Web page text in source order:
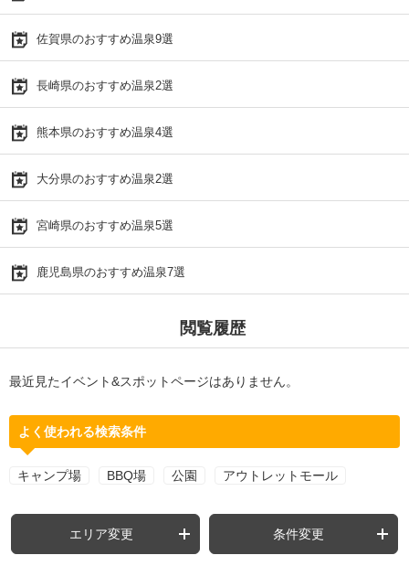
佐賀県のおすすめ温泉9選
長崎県のおすすめ温泉2選
熊本県のおすすめ温泉4選
大分県のおすすめ温泉2選
宮崎県のおすすめ温泉5選
鹿児島県のおすすめ温泉7選
閲覧履歴
最近見たイベント&スポットページはありません。
よく使われる検索条件
キャンプ場 BBQ場 公園 アウトレットモール
エリア変更 条件変更